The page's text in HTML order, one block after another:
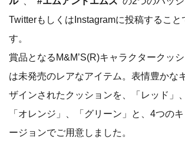
TwitterもしくはInstagramに投稿すること
す。
賞品となるM&M’S(R)キャラクタークッ
は未発売のレアなアイテム。表情豊かな
ザインされたクッションを、「レッド」
「オレンジ」、「グリーン」と、4つの
ージョンでご用意しました。